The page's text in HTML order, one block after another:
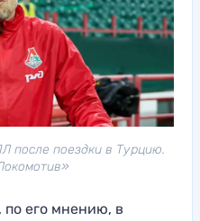
после поездки в Турцию.
по его мнению, в